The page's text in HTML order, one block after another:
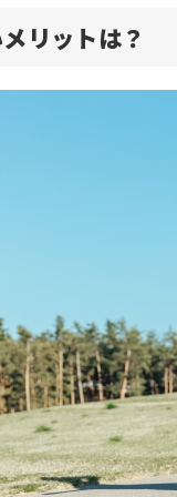
リットは？